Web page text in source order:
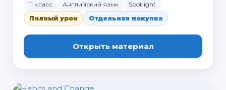
11 класс Английский язык
Spotlight
Полный урок
Отдельная покупка
Открыть материал